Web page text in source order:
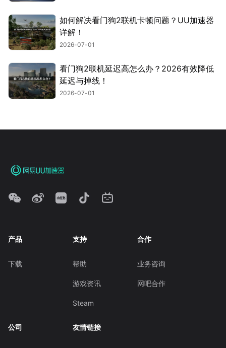
如何解决看门狗2联机卡顿问题？UU加速器
详解！
2026-07-01
看门狗2联机延迟高怎么办？2026有效降低
延迟与掉线！
2026-07-01
产品
下载
支持
帮助
游戏资讯
Steam
合作
业务咨询
网吧合作
公司 友情链接